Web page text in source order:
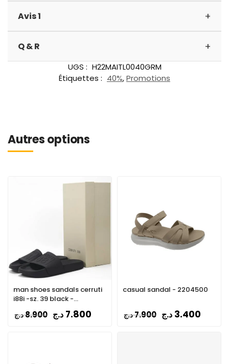
Avis 1 +
Q & R +
UGS : H22MAITL0040GRM
Étiquettes : 40%,Promotions
Autres options
man shoes sandals cerruti
i88i -sz. 39 black -
CSSU01385-BLACK
8.900د.ج 7.800 د.ج
casual sandal - 2204500
7.900د.ج 3.400 د.ج